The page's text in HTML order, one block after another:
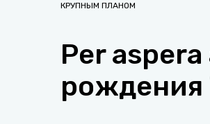
КРУПНЫМ ПЛАНОМ
Per
рождения